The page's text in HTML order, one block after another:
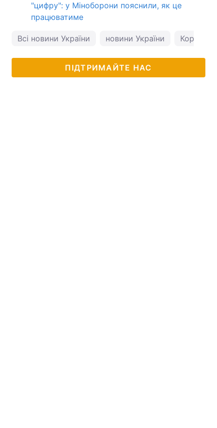
"цифру": у Міноборони пояснили, як це
працюватиме
Всі новини України новини України Корисне
ПІДТРИМАЙТЕ НАС